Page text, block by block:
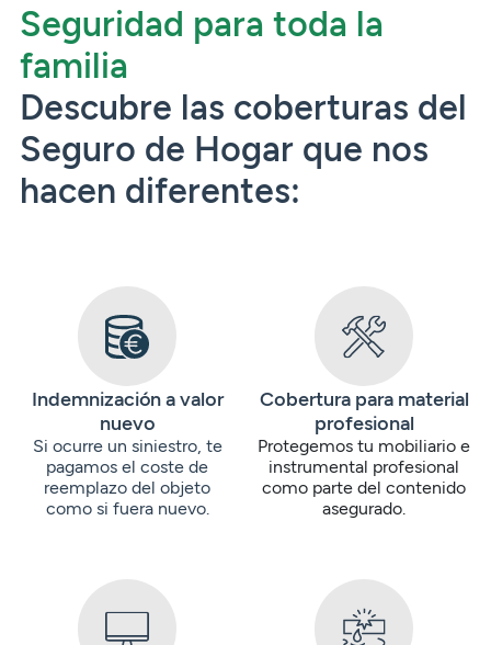
Seguridad para toda la
familia
Descubre las coberturas del
Seguro de Hogar que nos
hacen diferentes:
Indemnización a valor
nuevo
Si ocurre un siniestro, te
pagamos el coste de
reemplazo del objeto
como si fuera nuevo.
Cobertura para material
profesional
Protegemos tu mobiliario e
instrumental profesional
como parte del contenido
asegurado.